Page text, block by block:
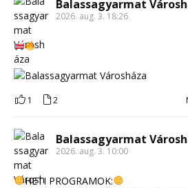
Balassagyarmat
2026. aug. 3. 18:26
1 2
Balassagyarmat
2026. aug. 3. 10:00
HETI PROGRAMOK: